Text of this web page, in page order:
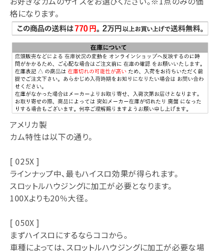
格になります。
アメリカ製
カム特性は以下の通り。
[ 025X ]
ラインナップ中、最もハイスロ効果が得られます。
スロットルハウジングに加工が必要となります。
100Xよりも20％大径。
[ 050X ]
まずハイスロにするならココから。
車種によっては、スロットルハウジングに加工が必要な場